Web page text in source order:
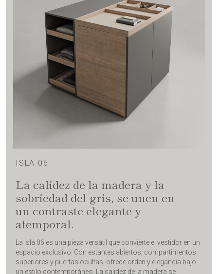
ISLA 06
La calidez de la madera y la
sobriedad del gris, se unen en
un contraste elegante y
atemporal.
La Isla 06 es una pieza versátil que convierte el vestidor en un
espacio exclusivo. Con estantes abiertos, compartimentos
superiores y puertas ocultas, ofrece orden y elegancia bajo
un estilo contemporáneo. La calidez de la madera se